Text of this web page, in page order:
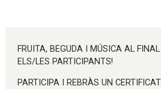
FRUITA, BEGUDA I MÚSICA AL
ELS/LES PARTICIPANTS!
PARTICIPA I REBRÀS UN